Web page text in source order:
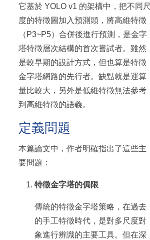
它基於 YOLO v1 的架構中，把不同尺
度的特徵圖加入預測頭，將高維特徵
（P3~P5）合併後進行預測，是金字
塔特徵層次結構的首次嘗試者。雖然
是較早期的設計方式，但也算是特徵
金字塔網路的先行者。缺點就是運算
量比較大，另外是低維特徵無法參考
到高維特徵的語義。
定義問題
本篇論文中，作者明確指出了這些主
要問題：
特徵金字塔的侷限
傳統的特徵金字塔策略，在過去
的手工特徵時代，是對多尺度對
象進行辨識的主要工具。但在深